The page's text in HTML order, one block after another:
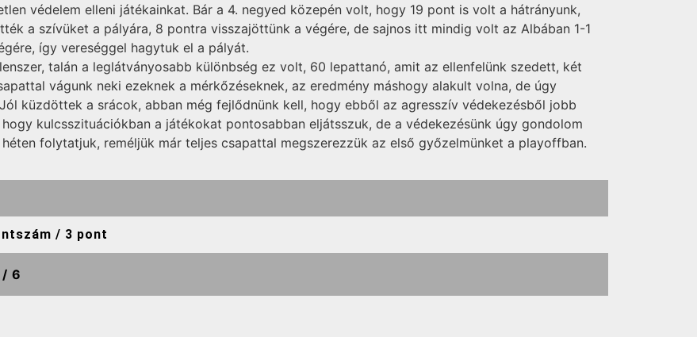
védelem elleni játékainkat. Bár a 4. negyed közepén volt, hogy 19 pont is volt a hátrányunk,
a szívüket a pályára, 8 pontra visszajöttünk a végére, de sajnos itt mindig volt az Albában 1-1
így vereséggel hagytuk el a pályát.
talán a leglátványosabb különbség ez volt, 60 lepattanó, amit az ellenfelünk szedett, két
vágunk neki ezeknek a mérkőzéseknek, az eredmény máshogy alakult volna, de úgy
küzdöttek a srácok, abban még fejlődnünk kell, hogy ebből az agresszív védekezésből jobb
kulcsszituációkban a játékokat pontosabban eljátsszuk, de a védekezésünk úgy gondolom
folytatjuk, reméljük már teljes csapattal megszerezzük az első győzelmünket a playoffban.
/ 3 pont
/ 6